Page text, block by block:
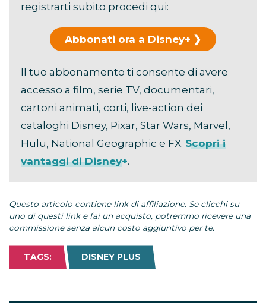
registrarti subito procedi qui:
Abbonati ora a Disney+
Il tuo abbonamento ti consente di avere
accesso a film, serie TV, documentari,
cartoni animati, corti, live-action dei
cataloghi Disney, Pixar, Star Wars, Marvel,
Hulu, National Geographic e FX. Scopri i
vantaggi di Disney+.
Questo articolo contiene link di affiliazione. Se clicchi su
uno di questi link e fai un acquisto, potremmo ricevere una
commissione senza alcun costo aggiuntivo per te.
TAGS: DISNEY PLUS